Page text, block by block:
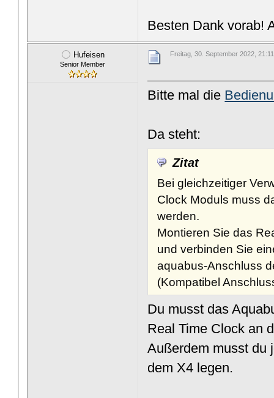
Besten Dank vorab!
Hufeisen
Senior Member
Freitag, 30. September 2022, 21:11
Bitte mal die
Da steht:
Zitat
Bei gleichzeitiger
Clock Moduls muss
werden.
Montieren Sie das
und verbinden Sie
aquabus-Anschluss
(Kompatibel
Du musst das
Real Time Clock an
Außerdem musst du
dem X4 legen.